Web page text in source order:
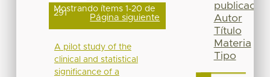
Mostrando ítems 1-20 de
291 Página siguiente
A pilot study of the
clinical and statistical
significance of a
publicación
Autor
Título
Materia
Tipo